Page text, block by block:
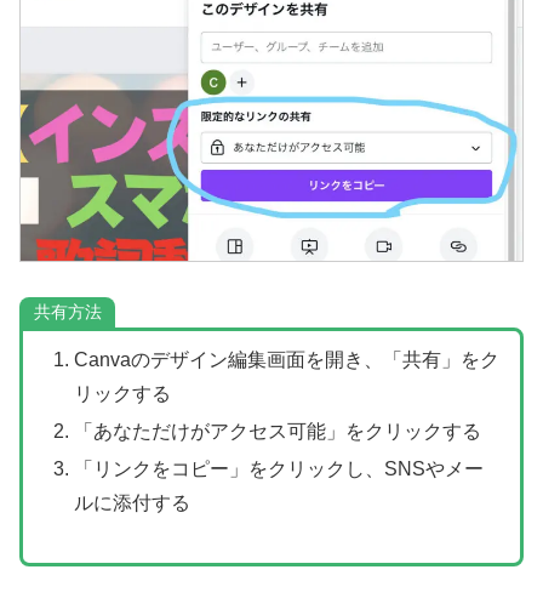
共有方法
Canvaのデザイン編集画面を開き、「共有」をク
リックする
「あなただけがアクセス可能」をクリックする
「リンクをコピー」をクリックし、SNSやメー
ルに添付する